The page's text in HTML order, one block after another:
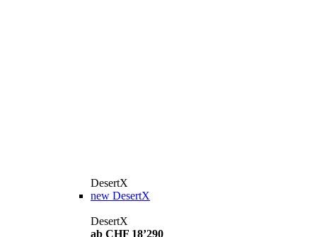
DesertX
new DesertX
DesertX
ab CHF 18’290